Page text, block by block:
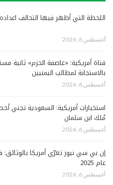
اللحظة التي أظهر فيها التحالف
أغسطس 6, 2026
قناة أمريكية: «عاصفة الحزم» ثانية
بالاستجابة لمطالب اليمنيين
أغسطس 6, 2026
استخبارات أمريكية: السعودية تجني
مُلك ابن سلمان
أغسطس 6, 2026
إن بي سي نيوز تعرّي أمريكا بالوثائق:
عام 2025
أغسطس 6, 2026